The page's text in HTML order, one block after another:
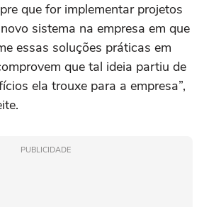
que for implementar projetos
sistema na empresa em que
essas soluções práticas em
que tal ideia partiu de
ela trouxe para a empresa”,
PUBLICIDADE